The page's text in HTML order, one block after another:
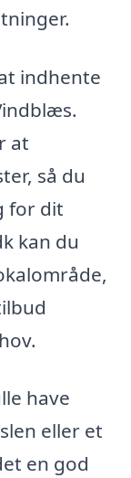
indhente
at
så du
for dit
kan du
have
eller et
en god